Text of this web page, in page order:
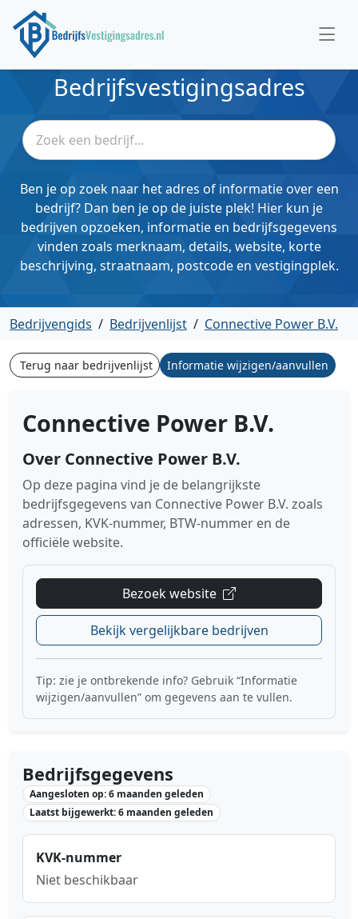
Bedrijfsvestigingsadres
Ben je op zoek naar het adres of informatie over een
bedrijf? Dan ben je op de juiste plek! Hier kun je
bedrijven opzoeken, informatie en bedrijfsgegevens
vinden zoals merknaam, details, website, korte
beschrijving, straatnaam, postcode en vestigingplek.
Bedrijvengids / Bedrijvenlijst / Connective Power B.V.
Terug naar bedrijvenlijst Informatie wijzigen/aanvullen
Connective Power B.V.
Over Connective Power B.V.
Op deze pagina vind je de belangrijkste
bedrijfsgegevens van Connective Power B.V. zoals
adressen, KVK-nummer, BTW-nummer en de
officiële website.
Bezoek website
Bekijk vergelijkbare bedrijven
Tip: zie je ontbrekende info? Gebruik “Informatie
wijzigen/aanvullen” om gegevens aan te vullen.
Bedrijfsgegevens
Aangesloten op: 6 maanden geleden
Laatst bijgewerkt: 6 maanden geleden
KVK-nummer
Niet beschikbaar